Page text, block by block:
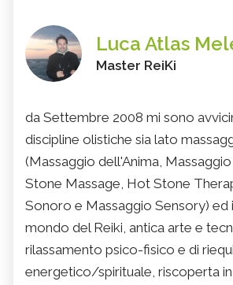
Luca Atlas
Master ReiKi
da Settembre 2008 mi sono
discipline olistiche sia lato
(Massaggio dell'Anima,
Stone Massage, Hot Stone
Sonoro e Massaggio Sensory) ed
mondo del Reiki, antica arte e
rilassamento psico-fisico e di
energetico/spirituale, riscoperta